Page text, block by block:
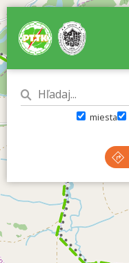
miesta